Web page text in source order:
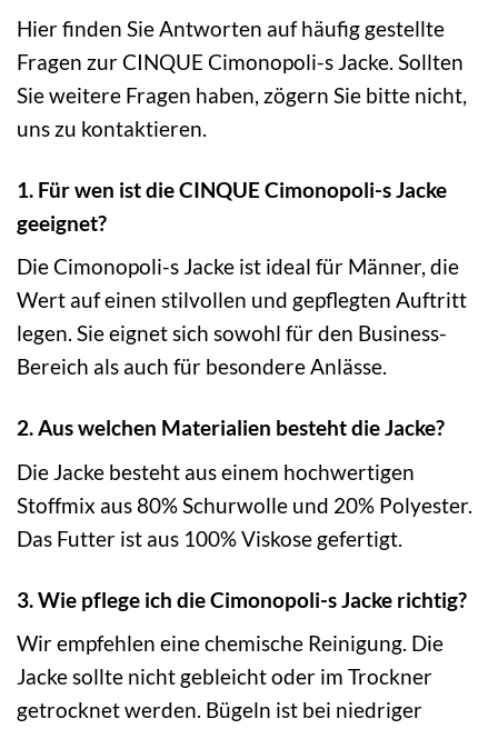
Hier finden Sie Antworten auf häufig gestellte
Fragen zur CINQUE Cimonopoli-s Jacke. Sollten
Sie weitere Fragen haben, zögern Sie bitte nicht,
uns zu kontaktieren.
1. Für wen ist die CINQUE Cimonopoli-s Jacke
geeignet?
Die Cimonopoli-s Jacke ist ideal für Männer, die
Wert auf einen stilvollen und gepflegten Auftritt
legen. Sie eignet sich sowohl für den Business-
Bereich als auch für besondere Anlässe.
2. Aus welchen Materialien besteht die Jacke?
Die Jacke besteht aus einem hochwertigen
Stoffmix aus 80% Schurwolle und 20% Polyester.
Das Futter ist aus 100% Viskose gefertigt.
3. Wie pflege ich die Cimonopoli-s Jacke richtig?
Wir empfehlen eine chemische Reinigung. Die
Jacke sollte nicht gebleicht oder im Trockner
getrocknet werden. Bügeln ist bei niedriger